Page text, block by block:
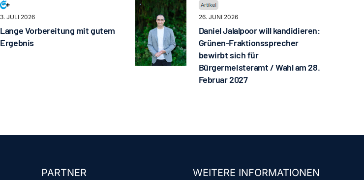
3. JULI 2026
Lange Vorbereitung mit gutem
Ergebnis
26. JUNI 2026
Daniel Jalalpoor will kandidieren:
Grünen-Fraktionssprecher
bewirbt sich für
Bürgermeisteramt / Wahl am 28.
Februar 2027
PARTNER WEITERE INFORMATIONEN